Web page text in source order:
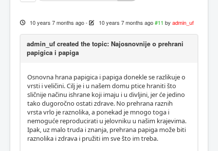
10 years 7 months ago- 10 years 7 months ago #11 by admin_uf
admin_uf created the topic: Najosnovnije o prehrani
papigica i papiga
Osnovna hrana papigica i papiga donekle se razlikuje o
vrsti i veličini. Cilj je i u našem domu ptice hraniti što
sličnije načinu ishrane koji imaju i u divljini, jer će jedino
tako dugoročno ostati zdrave. No prehrana raznih
vrsta vrlo je raznolika, a ponekad je mnogo toga i
nemoguće reproducirati u jelovniku u našim krajevima.
Ipak, uz malo truda i znanja, prehrana papiga može biti
raznolika i zdrava i pružiti im sve što im treba.